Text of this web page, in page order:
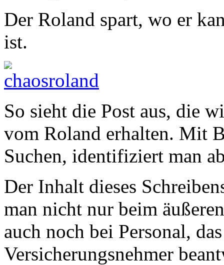
Der Roland spart, wo er
ist.
So sieht die Post aus, die
vom Roland erhalten. Mit
Suchen, identifiziert man
Der Inhalt dieses
man nicht nur beim
auch noch bei Personal,
Versicherungsnehmer